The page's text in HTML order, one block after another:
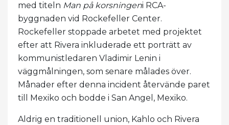
med titeln Man på korsningeni RCA-
byggnaden vid Rockefeller Center.
Rockefeller stoppade arbetet med projektet
efter att Rivera inkluderade ett porträtt av
kommunistledaren Vladimir Lenin i
väggmålningen, som senare målades över.
Månader efter denna incident återvände paret
till Mexiko och bodde i San Angel, Mexiko.
Aldrig en traditionell union, Kahlo och Rivera